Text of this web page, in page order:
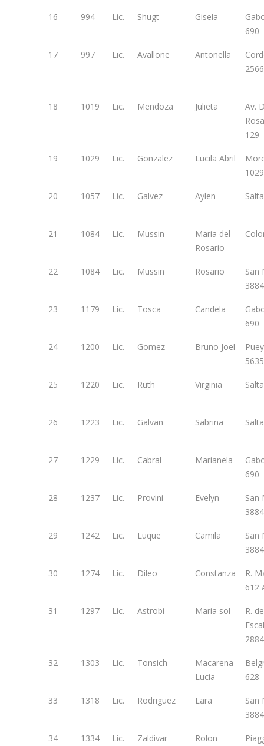
16 994 Lic. Shugt Gisela
690
17 997 Lic. Avallone Antonella
2566
18 1019 Lic. Mendoza Julieta
Av.
129
19 1029 Lic. Gonzalez Lucila Abril
1029
20 1057 Lic. Galvez Aylen
21 1084 Lic. Mussin
Maria del
Rosario
22 1084 Lic. Mussin Rosario
San
3884
23 1179 Lic. Tosca Candela
690
24 1200 Lic. Gomez Bruno Joel
5635
25 1220 Lic. Ruth Virginia
26 1223 Lic. Galvan Sabrina
27 1229 Lic. Cabral Marianela
690
28 1237 Lic. Provini Evelyn
San
3884
29 1242 Lic. Luque Camila
San
3884
30 1274 Lic. Dileo Constanza
R.
612
31 1297 Lic. Astrobi Maria sol
R. de
2884
32 1303 Lic. Tonsich
Macarena
Lucia
628
33 1318 Lic. Rodriguez Lara
San
3884
34 1334 Lic. Zaldivar
Rolon